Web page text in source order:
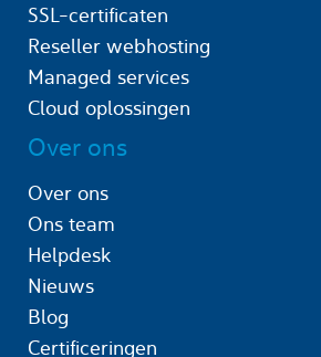
SSL-certificaten
Reseller webhosting
Managed services
Cloud oplossingen
Over ons
Over ons
Ons team
Helpdesk
Nieuws
Blog
Certificeringen